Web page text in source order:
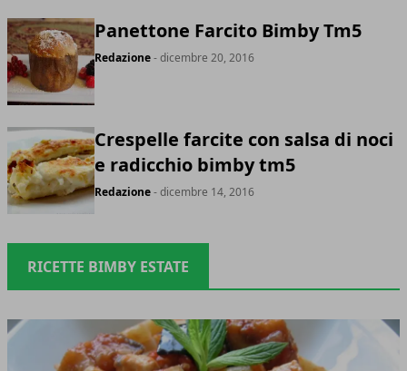
Panettone Farcito Bimby Tm5
Redazione- dicembre 20, 2016
Crespelle farcite con salsa di noci
e radicchio bimby tm5
Redazione- dicembre 14, 2016
RICETTE BIMBY ESTATE